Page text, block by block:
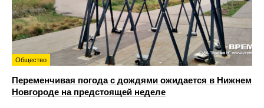
Общество
Переменчивая погода с дождями ожидается в Нижнем
Новгороде на предстоящей неделе